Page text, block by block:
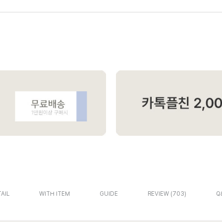
WITH ITEM GUIDE REVIEW 703